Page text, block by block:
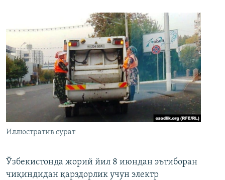
Иллюстратив сурат
Ўзбекистонда жорий йил 8 июндан эътиборан
чиқиндидан қарздорлик учун электр